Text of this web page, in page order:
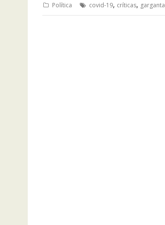
Política covid-19, críticas, garganta